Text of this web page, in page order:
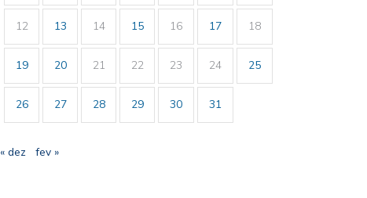
12 13 14 15 16 17 18
19 20 21 22 23 24 25
26 27 28 29 30 31
« dez fev »